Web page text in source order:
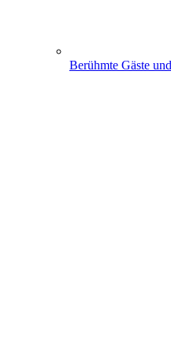
Berühmte Gäste